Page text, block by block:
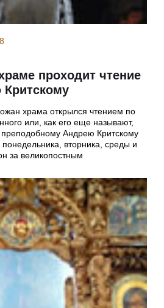
проходит чтение
храма открылся чтением по
или, как его еще называют,
преподобному Андрею Критскому
вторника, среды и
за великопостным